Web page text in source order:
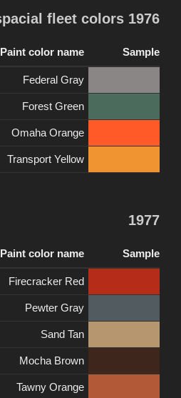
1976 spacial fleet colors
Sample
Paint color name
Federal Gray
Forest Green
Omaha Orange
Transport Yellow
1977
Sample
Paint color name
Firecracker Red
Pewter Gray
Sand Tan
Mocha Brown
Tawny Orange